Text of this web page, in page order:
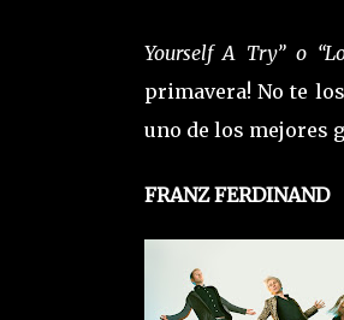
Yourself A Try” o
primavera! No te
uno de los mejores
FRANZ FERDINAND